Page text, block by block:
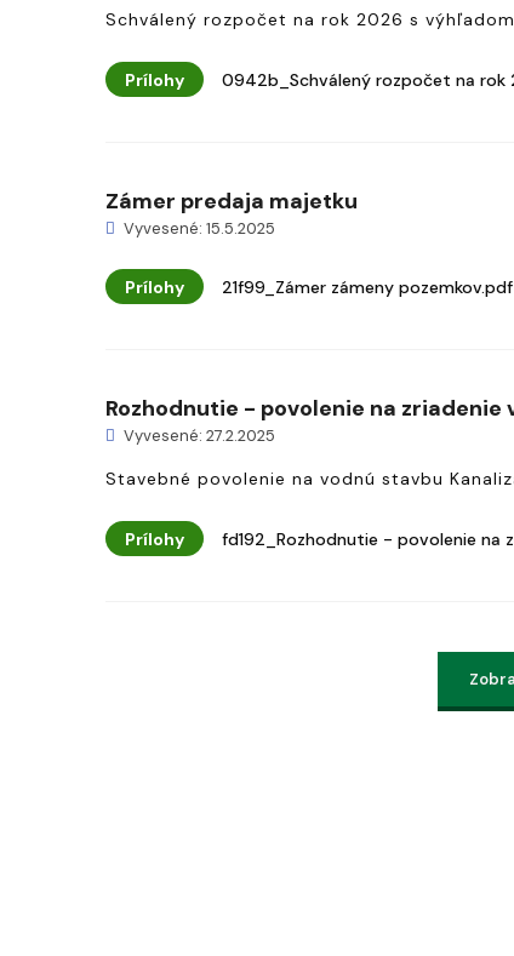
Schválený rozpočet na rok 2026 s
Prílohy 0942b_Schválený rozpočet na rok
Zámer predaja majetku
Vyvesené: 15.5.2025
Prílohy 21f99_Zámer zámeny pozemkov.pdf
Rozhodnutie - povolenie na zriadenie
Vyvesené: 27.2.2025
Stavebné povolenie na vodnú stavbu
Prílohy fd192_Rozhodnutie - povolenie na